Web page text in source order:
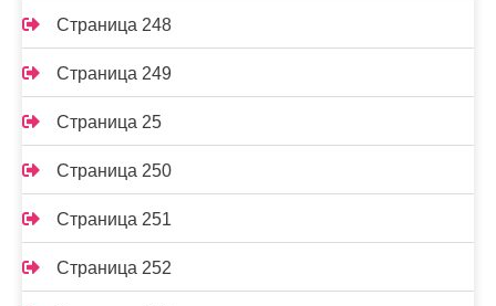
Страница 248
Страница 249
Страница 25
Страница 250
Страница 251
Страница 252